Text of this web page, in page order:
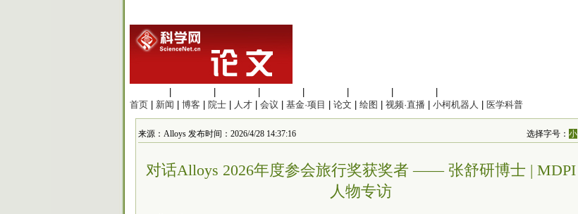
首页
新闻 博客 院士 人才 会议 基金·项目 论文 绘图 视频·直播 小柯机器人 医学科普
来源：Alloys 发布时间：2026/4/28 14:37:16 选择字号：小
对话Alloys 2026年度参会旅行奖获奖者 —— 张舒研博士 | MDPI
人物专访